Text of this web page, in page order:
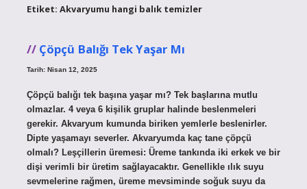
Etiket: Akvaryumu hangi balık temizler
Çöpçü Balığı Tek Yaşar Mı
Tarih: Nisan 12, 2025
Çöpçü balığı tek başına yaşar mı? Tek başlarına mutlu
olmazlar. 4 veya 6 kişilik gruplar halinde beslenmeleri
gerekir. Akvaryum kumunda biriken yemlerle beslenirler.
Dipte yaşamayı severler. Akvaryumda kaç tane çöpçü
olmalı? Leşçillerin üremesi: Üreme tankında iki erkek ve bir
dişi verimli bir üretim sağlayacaktır. Genellikle ılık suyu
sevmelerine rağmen, üreme mevsiminde soğuk suyu da